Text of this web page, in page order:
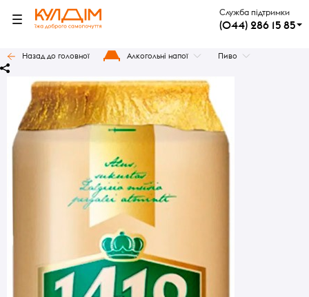
Служба підтримки
(044) 286 15 85
Назад до головної Алкогольні напої Пиво